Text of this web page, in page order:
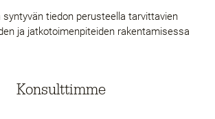
syntyvän tiedon perusteella tarvittavien
ja jatkotoimenpiteiden rakentamisessa​
Konsulttimme